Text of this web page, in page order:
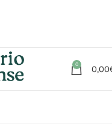
0 0,00